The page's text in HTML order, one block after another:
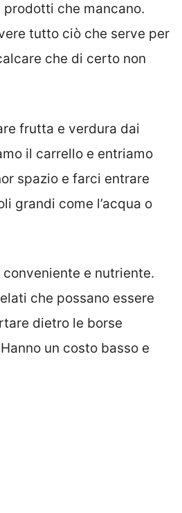
che mancano.
tutto ciò che serve per
che di certo non
frutta e verdura dai
il carrello e entriamo
spazio e farci entrare
grandi come l’acqua o
conveniente e nutriente.
che possano essere
dietro le borse
un costo basso e